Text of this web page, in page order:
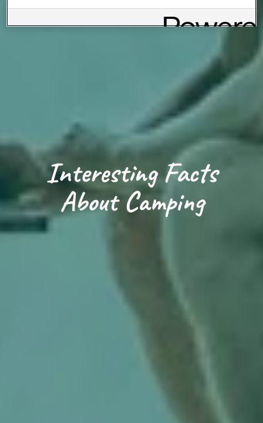
Interesting Facts
About Camping
Loading...
einen von uns personalisierten Link auf unsere Website gelangen,